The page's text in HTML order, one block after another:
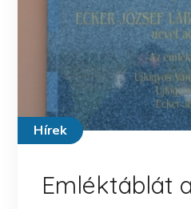
Hírek
Emléktáblát